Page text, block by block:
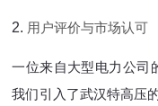
2. 用户评价与市场认可
一位来自大型电力公司
我们引入了武汉特高压